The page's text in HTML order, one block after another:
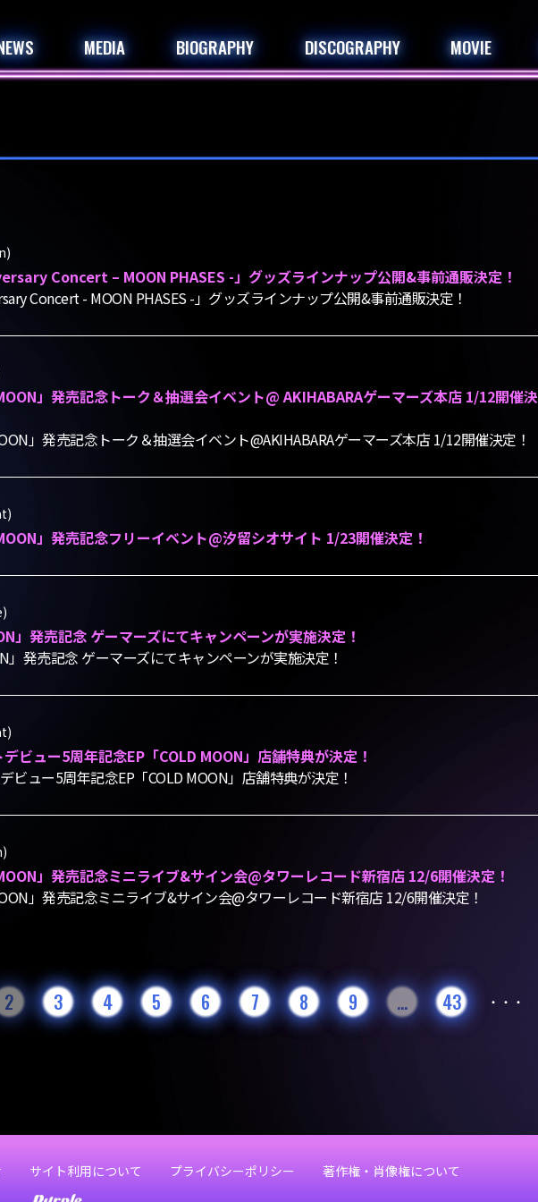
MEDIA BIOGRAPHY DISCOGRAPHY MOVIE
Concert – MOON PHASES -」グッズラインナップ公開&事前通販決定！
Concert - MOON PHASES -」グッズラインナップ公開&事前通販決定！
」発売記念トーク＆抽選会イベント@ AKIHABARAゲーマーズ本店 1/12開催決
」発売記念トーク＆抽選会イベント@AKIHABARAゲーマーズ本店 1/12開催決定！
」発売記念フリーイベント@汐留シオサイト 1/23開催決定！
」発売記念 ゲーマーズにてキャンペーンが実施決定！
」発売記念 ゲーマーズにてキャンペーンが実施決定！
ビュー5周年記念EP「COLD MOON」店舗特典が決定！
ビュー5周年記念EP「COLD MOON」店舗特典が決定！
」発売記念ミニライブ&サイン会@タワーレコード新宿店 12/6開催決定！
」発売記念ミニライブ&サイン会@タワーレコード新宿店 12/6開催決定！
2 3 4 5 6 7 8 9 … 43 ・・・
サイト利用について プライバシーポリシー 著作権・肖像権について